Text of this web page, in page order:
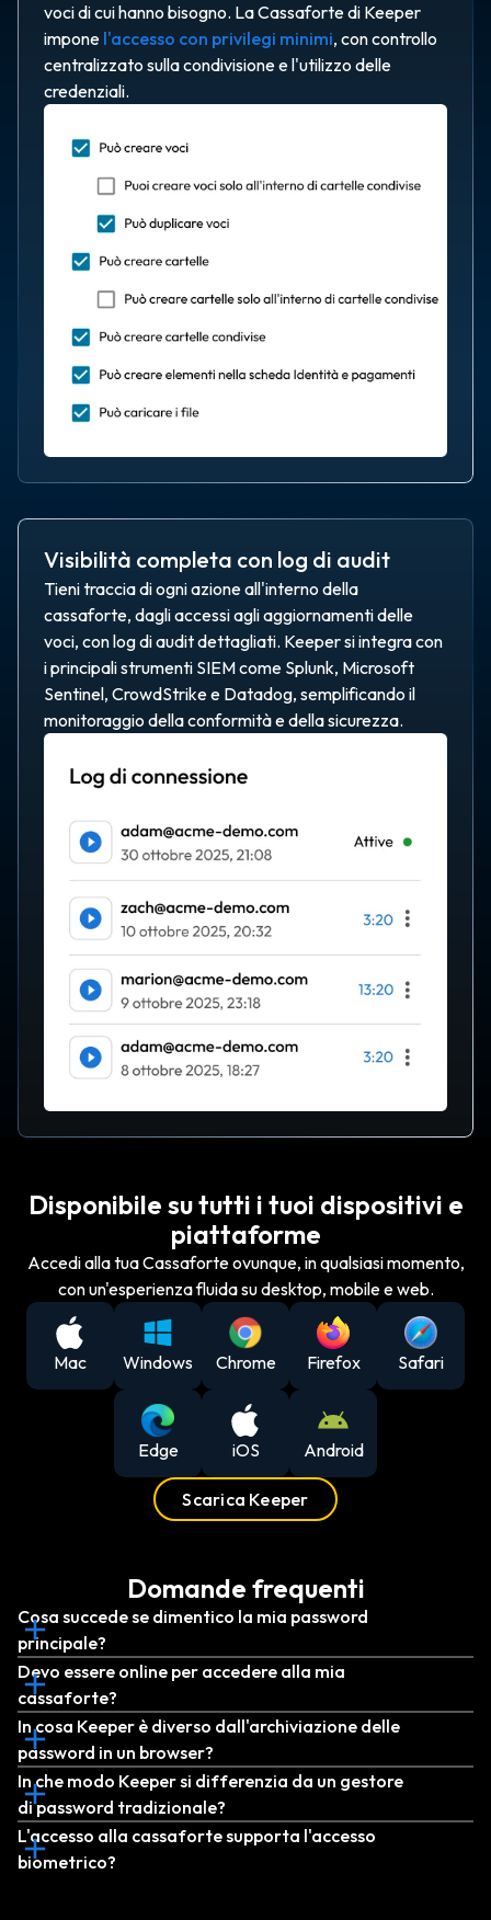
voci di cui hanno bisogno. La Cassaforte di Keeper
impone l'accesso con privilegi minimi, con controllo
centralizzato sulla condivisione e l'utilizzo delle
credenziali.
Visibilità completa con log di audit
Tieni traccia di ogni azione all'interno della
cassaforte, dagli accessi agli aggiornamenti delle
voci, con log di audit dettagliati. Keeper si integra con
i principali strumenti SIEM come Splunk, Microsoft
Sentinel, CrowdStrike e Datadog, semplificando il
monitoraggio della conformità e della sicurezza.
Disponibile su tutti i tuoi dispositivi e
piattaforme
Accedi alla tua Cassaforte ovunque, in qualsiasi momento,
con un'esperienza fluida su desktop, mobile e web.
Mac Windows Chrome Firefox Safari
Edge iOS Android
Scarica Keeper
Domande frequenti
Cosa succede se dimentico la mia password
principale?
Devo essere online per accedere alla mia
cassaforte?
In cosa Keeper è diverso dall'archiviazione delle
password in un browser?
In che modo Keeper si differenzia da un gestore
di password tradizionale?
L'accesso alla cassaforte supporta l'accesso
biometrico?